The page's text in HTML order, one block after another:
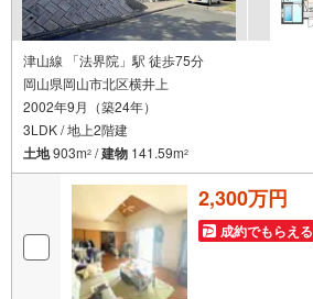
津山線 「法界院」駅 徒歩75分
岡山県岡山市北区横井上
2002年9月（築24年）
3LDK / 地上2階建
土地903m2 /建物 141.59m2
2,300万円
成約でもらえる